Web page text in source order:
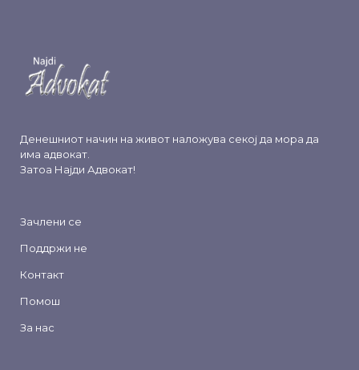
Денешниот начин на живот наложува секој да мора да
има адвокат.
Затоа Најди Адвокат!
Зачлени се
Поддржи не
Контакт
Помош
За нас